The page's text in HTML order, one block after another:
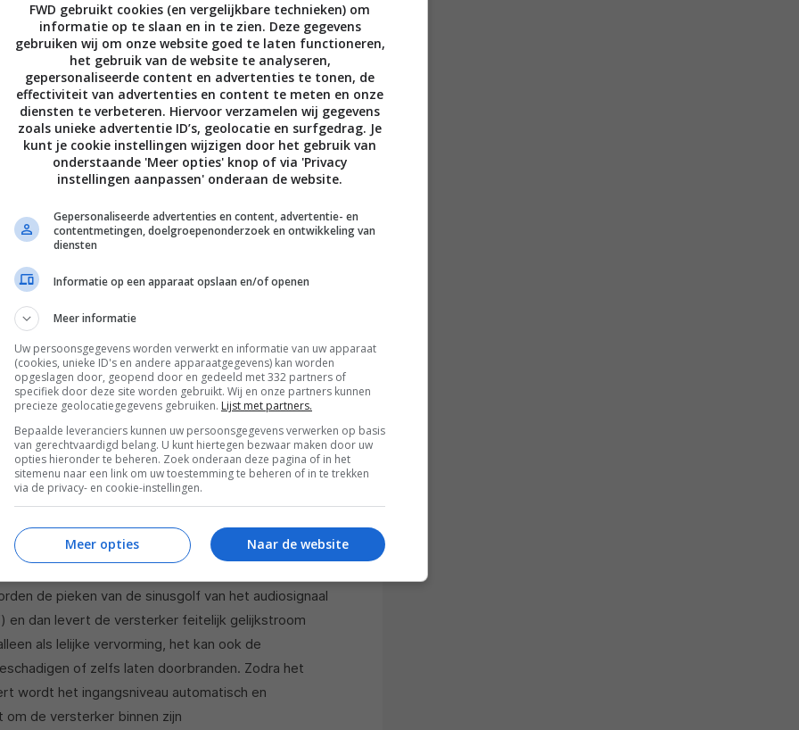
specificaties duikt komt er al snel achter dat de
vertoont met de MA5300 geïntegreerde versterker
logisch, want wat de versterking en da-conversie
Maar om de MSA5500 de ópvolger van de
ver. Om de consument meer keuze te bieden blijft
de MSA5500. Als optie voor hen die al een losse
McIntosh MS500 of de McIntosh DS200, of voor
overeenkomst betekent echter óók dat de
wel vrij diep, iets waarmee je bij de plaatsing
moet houden.
net als de MA5300, een vermogen van 100
4 ohm. De gepatenteerde Power Guard®-
en overbelasting. Dit beveiligingscircuit
de versterker met het uitgangssignaal. Wanneer
wanneer je de versterker buiten zijn
de pieken van de sinusgolf van het audiosignaal
en dan levert de versterker feitelijk gelijkstroom
als lelijke vervorming, het kan ook de
of zelfs laten doorbranden. Zodra het
wordt het ingangsniveau automatisch en
om de versterker binnen zijn
FWD gebruikt cookies (en vergelijkbare technieken) om
informatie op te slaan en in te zien. Deze gegevens
gebruiken wij om onze website goed te laten functioneren,
het gebruik van de website te analyseren,
gepersonaliseerde content en advertenties te tonen, de
effectiviteit van advertenties en content te meten en onze
diensten te verbeteren. Hiervoor verzamelen wij gegevens
zoals unieke advertentie ID’s, geolocatie en surfgedrag. Je
kunt je cookie instellingen wijzigen door het gebruik van
onderstaande 'Meer opties' knop of via 'Privacy
instellingen aanpassen' onderaan de website.
Gepersonaliseerde advertenties en content, advertentie- en
contentmetingen, doelgroepenonderzoek en ontwikkeling van
diensten
Informatie op een apparaat opslaan en/of openen
Meer informatie
Uw persoonsgegevens worden verwerkt en informatie van uw apparaat
(cookies, unieke ID's en andere apparaatgegevens) kan worden
opgeslagen door, geopend door en gedeeld met 332 partners of
specifiek door deze site worden gebruikt. Wij en onze partners kunnen
precieze geolocatiegegevens gebruiken. Lijst met partners.
Bepaalde leveranciers kunnen uw persoonsgegevens verwerken op basis
van gerechtvaardigd belang. U kunt hiertegen bezwaar maken door uw
opties hieronder te beheren. Zoek onderaan deze pagina of in het
sitemenu naar een link om uw toestemming te beheren of in te trekken
via de privacy- en cookie-instellingen.
Naar de website
Meer opties